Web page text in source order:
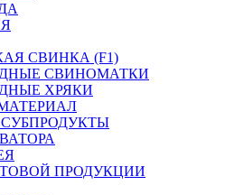
СВИНКА (F1)
СВИНОМАТКИ
ХРЯКИ
ПРОДУКЦИИ